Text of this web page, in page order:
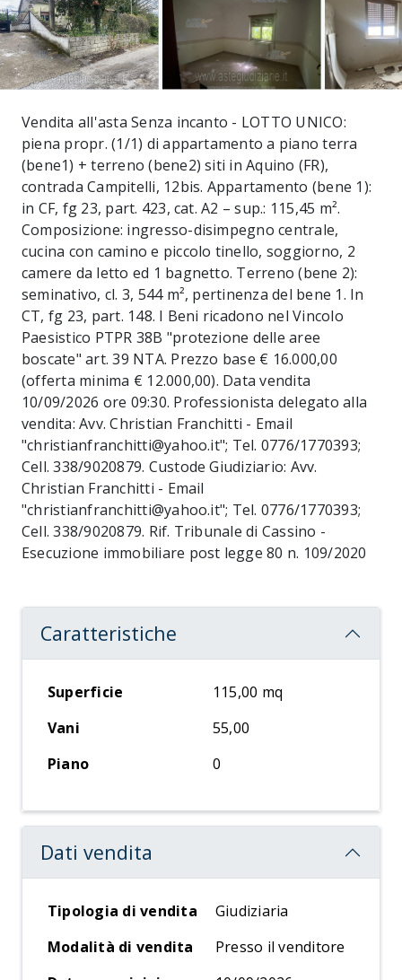
Vendita all'asta Senza incanto - LOTTO UNICO:
piena propr. (1/1) di appartamento a piano terra
(bene1) + terreno (bene2) siti in Aquino (FR),
contrada Campitelli, 12bis. Appartamento (bene 1):
in CF, fg 23, part. 423, cat. A2 – sup.: 115,45 m².
Composizione: ingresso-disimpegno centrale,
cucina con camino e piccolo tinello, soggiorno, 2
camere da letto ed 1 bagnetto. Terreno (bene 2):
seminativo, cl. 3, 544 m², pertinenza del bene 1. In
CT, fg 23, part. 148. I Beni ricadono nel Vincolo
Paesistico PTPR 38B "protezione delle aree
boscate" art. 39 NTA. Prezzo base € 16.000,00
(offerta minima € 12.000,00). Data vendita
10/09/2026 ore 09:30. Professionista delegato alla
vendita: Avv. Christian Franchitti - Email
"christianfranchitti@yahoo.it"; Tel. 0776/1770393;
Cell. 338/9020879. Custode Giudiziario: Avv.
Christian Franchitti - Email
"christianfranchitti@yahoo.it"; Tel. 0776/1770393;
Cell. 338/9020879. Rif. Tribunale di Cassino -
Esecuzione immobiliare post legge 80 n. 109/2020
Caratteristiche
Superficie
115,00 mq
Vani
55,00
Piano
0
Dati vendita
Tipologia di vendita
Giudiziaria
Modalità di vendita
Presso il venditore